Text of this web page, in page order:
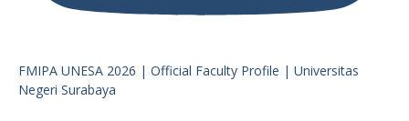
FMIPA UNESA 2026 | Official Faculty Profile | Universitas
Negeri Surabaya